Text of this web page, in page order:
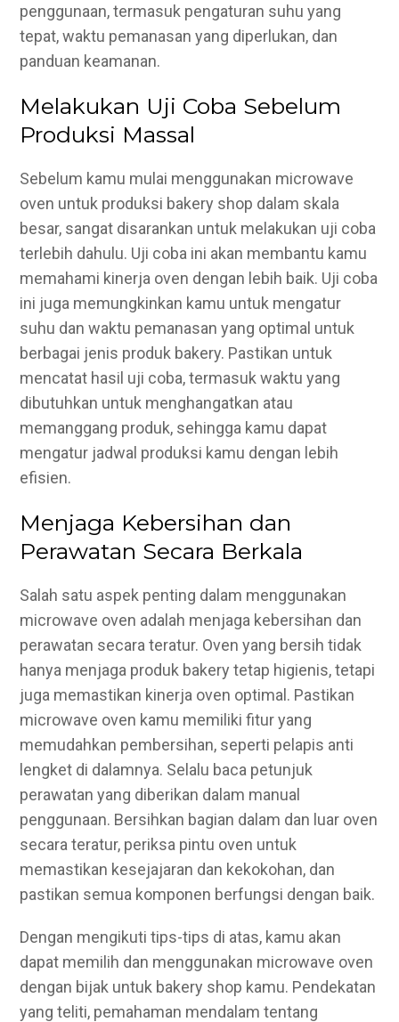
penggunaan, termasuk pengaturan suhu yang
tepat, waktu pemanasan yang diperlukan, dan
panduan keamanan.
Melakukan Uji Coba Sebelum
Produksi Massal
Sebelum kamu mulai menggunakan microwave
oven untuk produksi bakery shop dalam skala
besar, sangat disarankan untuk melakukan uji coba
terlebih dahulu. Uji coba ini akan membantu kamu
memahami kinerja oven dengan lebih baik. Uji coba
ini juga memungkinkan kamu untuk mengatur
suhu dan waktu pemanasan yang optimal untuk
berbagai jenis produk bakery. Pastikan untuk
mencatat hasil uji coba, termasuk waktu yang
dibutuhkan untuk menghangatkan atau
memanggang produk, sehingga kamu dapat
mengatur jadwal produksi kamu dengan lebih
efisien.
Menjaga Kebersihan dan
Perawatan Secara Berkala
Salah satu aspek penting dalam menggunakan
microwave oven adalah menjaga kebersihan dan
perawatan secara teratur. Oven yang bersih tidak
hanya menjaga produk bakery tetap higienis, tetapi
juga memastikan kinerja oven optimal. Pastikan
microwave oven kamu memiliki fitur yang
memudahkan pembersihan, seperti pelapis anti
lengket di dalamnya. Selalu baca petunjuk
perawatan yang diberikan dalam manual
penggunaan. Bersihkan bagian dalam dan luar oven
secara teratur, periksa pintu oven untuk
memastikan kesejajaran dan kekokohan, dan
pastikan semua komponen berfungsi dengan baik.
Dengan mengikuti tips-tips di atas, kamu akan
dapat memilih dan menggunakan microwave oven
dengan bijak untuk bakery shop kamu. Pendekatan
yang teliti, pemahaman mendalam tentang